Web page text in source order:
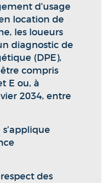
d’usage
location de
les loueurs
diagnostic de
(DPE),
compris
E ou, à
2034, entre
des